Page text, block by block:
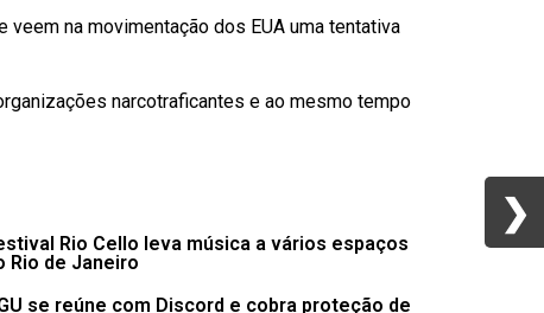
na movimentação dos EUA uma tentativa
narcotraficantes e ao mesmo tempo
Rio Cello leva música a vários espaços
Rio de Janeiro
se reúne com Discord e cobra proteção de
❯
❯